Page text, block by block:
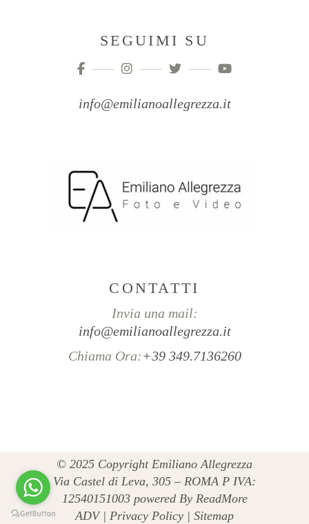
SEGUIMI SU
info@emilianoallegrezza.it
CONTATTI
Invia una mail:
info@emilianoallegrezza.it
Chiama Ora:+39 349.7136260
© 2025 Copyright Emiliano Allegrezza
Via Castel di Leva, 305 – ROMA P IVA:
12540151003 powered By ReadMore
ADV| Privacy Policy | Sitemap